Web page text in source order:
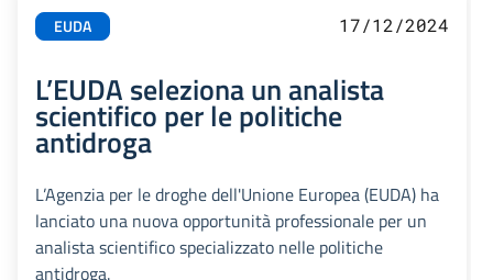
EUDA 17/12/2024
L’EUDA seleziona un analista
scientifico per le politiche
antidroga
L’Agenzia per le droghe dell'Unione Europea (EUDA) ha
lanciato una nuova opportunità professionale per un
analista scientifico specializzato nelle politiche
antidroga.